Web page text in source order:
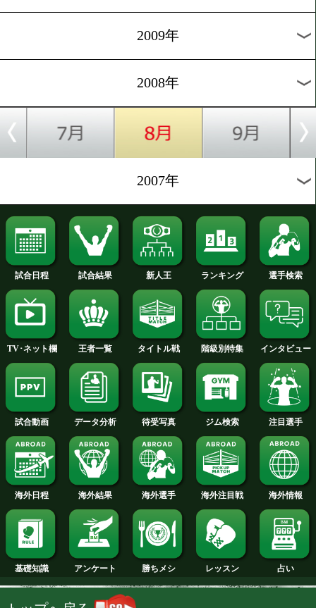
2017年
2015年
2014年
2013年
2012年
2011年
2010年
2009年